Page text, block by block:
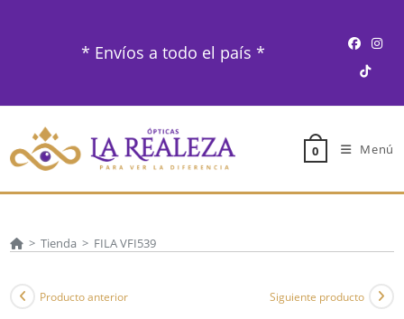
* Envíos a todo el país *
0 Menú
> Tienda > FILA VFI539
Producto anterior Siguiente producto